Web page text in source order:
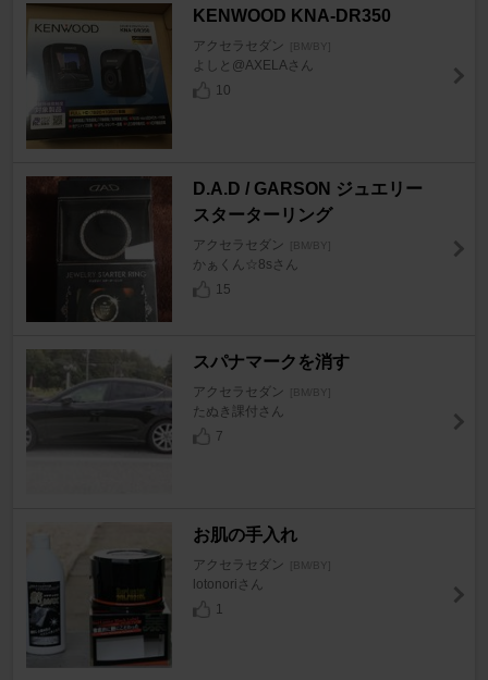
KENWOOD KNA-DR350
アクセラセダン [BM/BY]
よしと@AXELAさん
10
D.A.D / GARSON ジュエリー
スターターリング
アクセラセダン [BM/BY]
かぁくん☆8sさん
15
スパナマークを消す
アクセラセダン [BM/BY]
たぬき課付さん
7
お肌の手入れ
アクセラセダン [BM/BY]
lotonoriさん
1